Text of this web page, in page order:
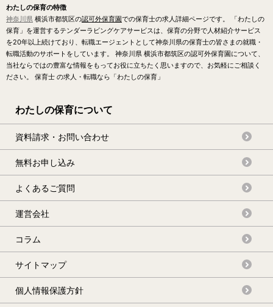
わたしの保育の特徴
神奈川県 横浜市都筑区の認可外保育園での保育士の求人詳細ページです。 「わたしの
保育」を運営するテンダーラビングケアサービスは、保育の分野で人材紹介サービス
を20年以上続けており、転職エージェントとして神奈川県の保育士の皆さまの就職・
転職活動のサポートをしています。 神奈川県 横浜市都筑区の認可外保育園について、
当社ならではの豊富な情報をもってお役に立ちたく思いますので、お気軽にご相談く
ださい。 保育士 の求人・転職なら「わたしの保育」
わたしの保育について
資料請求・お問い合わせ
無料お申し込み
よくあるご質問
運営会社
コラム
サイトマップ
個人情報保護方針